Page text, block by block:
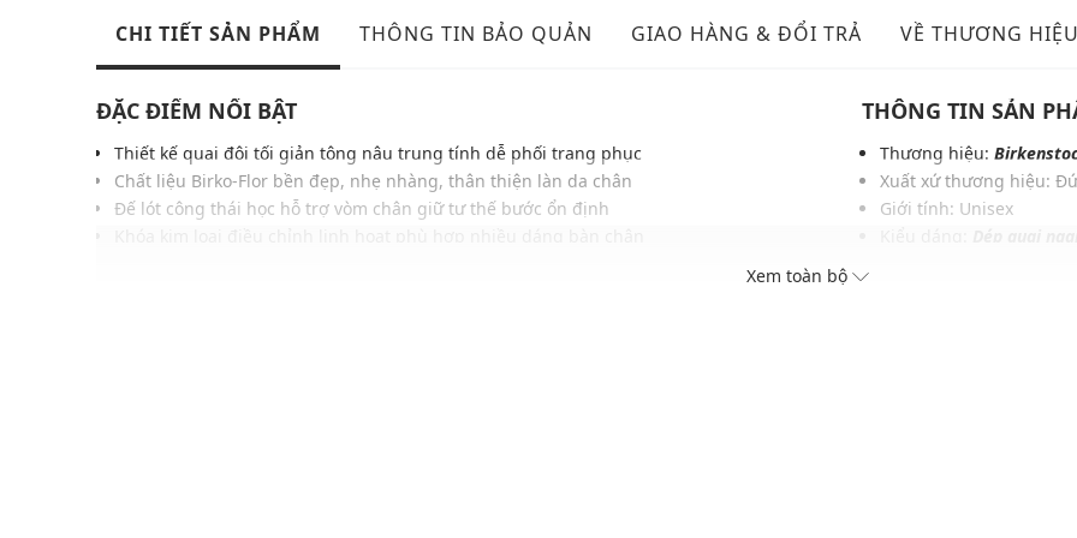
CHI TIẾT SẢN PHẨM THÔNG TIN BẢO QUẢN GIAO HÀNG & ĐỔI TRẢ VỀ THƯƠNG HIỆU
ĐẶC ĐIỂM NỔI BẬT
Thiết kế quai đôi tối giản tông nâu trung tính dễ phối trang phục
Chất liệu Birko-Flor bền đẹp, nhẹ nhàng, thân thiện làn da chân
Đế lót công thái học hỗ trợ vòm chân giữ tư thế bước ổn định
THÔNG TIN SẢN
Thương hiệu:
Xuất xứ thương hiệu:
Giới tính: Unisex
Xem toàn bộ